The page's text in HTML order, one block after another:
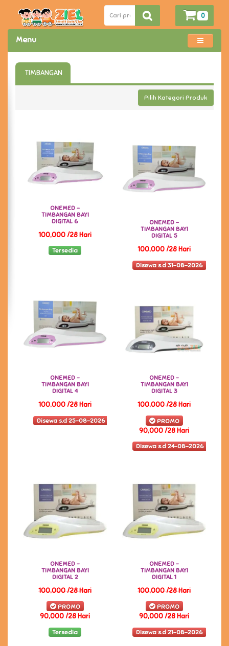
0
Menu
TIMBANGAN
Pilih Kategori Produk
ONEMED -
TIMBANGAN BAYI
DIGITAL 6
100,000 /28 Hari
Tersedia
ONEMED -
TIMBANGAN BAYI
DIGITAL 5
100,000 /28 Hari
Disewa s.d 31-08-2026
ONEMED -
TIMBANGAN BAYI
DIGITAL 4
100,000 /28 Hari
Disewa s.d 25-08-2026
ONEMED -
TIMBANGAN BAYI
DIGITAL 3
100,000 /28 Hari
PROMO
90,000 /28 Hari
Disewa s.d 24-08-2026
ONEMED -
TIMBANGAN BAYI
DIGITAL 2
100,000 /28 Hari
PROMO
90,000 /28 Hari
Tersedia
ONEMED -
TIMBANGAN BAYI
DIGITAL 1
100,000 /28 Hari
PROMO
90,000 /28 Hari
Disewa s.d 21-08-2026